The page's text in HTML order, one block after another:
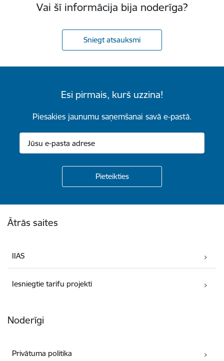
Vai šī informācija bija noderīga?
Sniegt atsauksmi
Esi pirmais, kurš uzzina!
Piesakies jaunumu saņemšanai savā e-pastā.
Ātrās saites
IIAS
Iesniegtie tarifu projekti
Noderīgi
Privātuma politika